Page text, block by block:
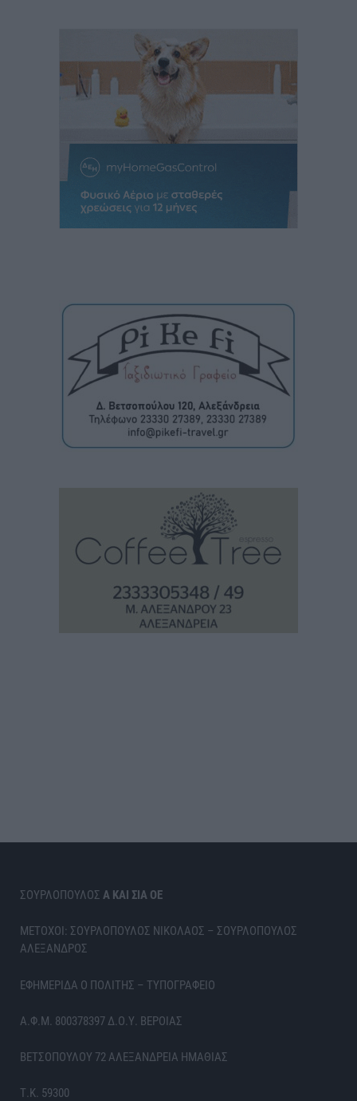
ΣΟΥΡΛΟΠΟΥΛΟΣ Α ΚΑΙ ΣΙΑ ΟΕ
ΜΕΤΟΧΟΙ: ΣΟΥΡΛΟΠΟΥΛΟΣ ΝΙΚΟΛΑΟΣ – ΣΟΥΡΛΟΠΟΥΛΟΣ
ΑΛΕΞΑΝΔΡΟΣ
ΕΦΗΜΕΡΙΔΑ Ο ΠΟΛΙΤΗΣ – ΤΥΠΟΓΡΑΦΕΙΟ
Α.Φ.Μ. 800378397 Δ.Ο.Υ. ΒΕΡΟΙΑΣ
ΒΕΤΣΟΠΟΥΛΟΥ 72 ΑΛΕΞΑΝΔΡΕΙΑ ΗΜΑΘΙΑΣ
Τ.Κ. 59300